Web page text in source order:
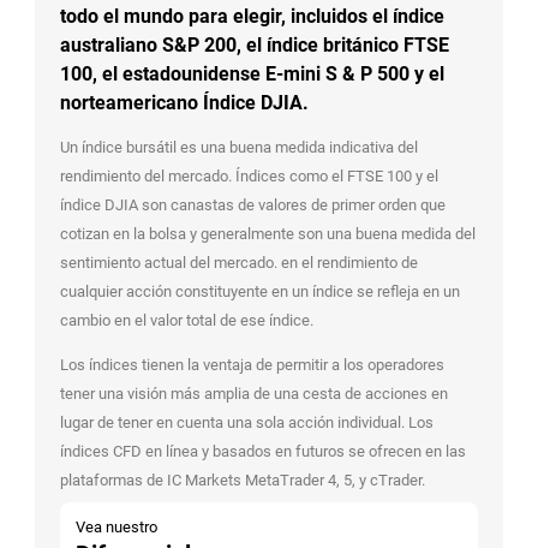
todo el mundo para elegir, incluidos el índice
australiano S&P 200, el índice británico FTSE
100, el estadounidense E-mini S & P 500 y el
norteamericano Índice DJIA.
Un índice bursátil es una buena medida indicativa del
rendimiento del mercado. Índices como el FTSE 100 y el
índice DJIA son canastas de valores de primer orden que
cotizan en la bolsa y generalmente son una buena medida del
sentimiento actual del mercado. en el rendimiento de
cualquier acción constituyente en un índice se refleja en un
cambio en el valor total de ese índice.
Los índices tienen la ventaja de permitir a los operadores
tener una visión más amplia de una cesta de acciones en
lugar de tener en cuenta una sola acción individual. Los
índices CFD en línea y basados en futuros se ofrecen en las
plataformas de IC Markets MetaTrader 4, 5, y cTrader.
Vea nuestro